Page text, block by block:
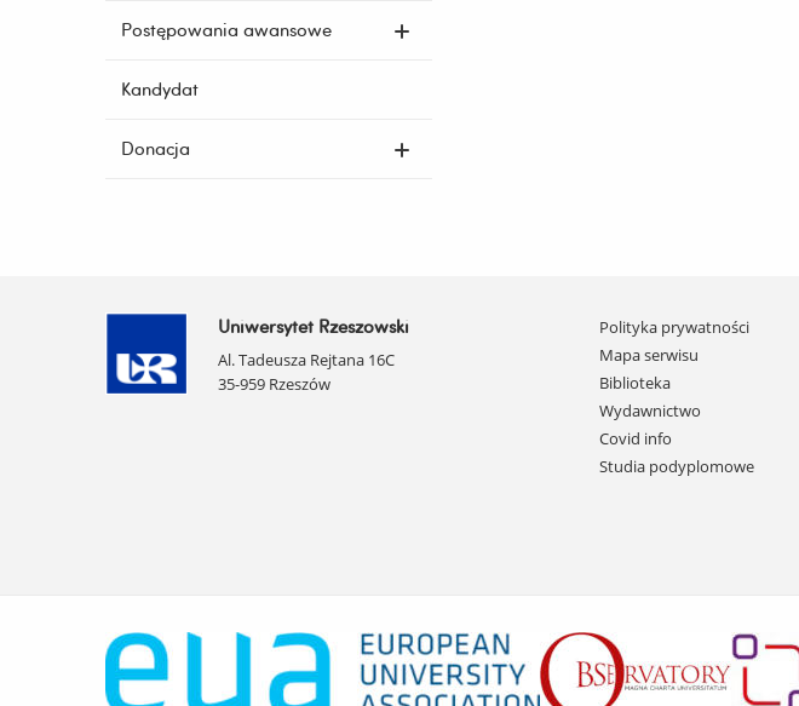
Postępowania awansowe
Kandydat
Donacja
Uniwersytet Rzeszowski
Al. Tadeusza Rejtana 16C
35-959 Rzeszów
Pomiń
nawigację
i
przejdź
do
treści
Polityka prywatności
Mapa serwisu
Biblioteka
Wydawnictwo
Covid info
Studia podyplomowe